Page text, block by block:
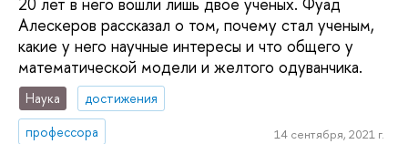
Алескеров рассказал о том, почему стал ученым,
какие у него научные интересы и что общего у
математической модели и желтого одуванчика.
Наука
достижения
профессора
14 сентября, 2021 г.